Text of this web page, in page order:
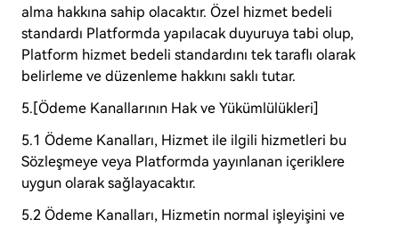
alma hakkına sahip olacaktır. Özel hizmet bedeli
standardı Platformda yapılacak duyuruya tabi olup,
Platform hizmet bedeli standardını tek taraflı olarak
belirleme ve düzenleme hakkını saklı tutar.
5.[Ödeme Kanallarının Hak ve Yükümlülükleri]
5.1 Ödeme Kanalları, Hizmet ile ilgili hizmetleri bu
Sözleşmeye veya Platformda yayınlanan içeriklere
uygun olarak sağlayacaktır.
5.2 Ödeme Kanalları, Hizmetin normal işleyişini ve